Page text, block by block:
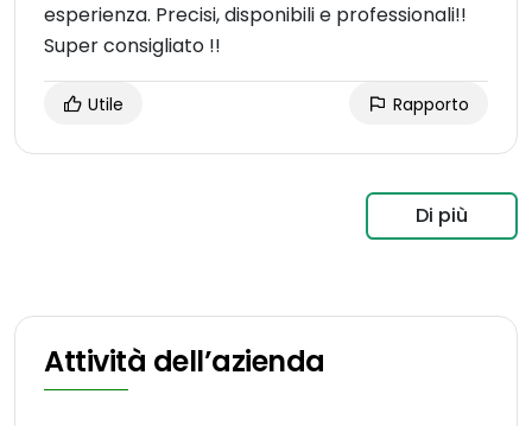
esperienza. Precisi, disponibili e professionali!!
Super consigliato !!
Utile Rapporto
Di più
Attività dell’azienda